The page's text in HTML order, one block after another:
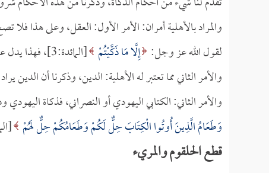
والمراد بالأهلية أمران: الأمر الأول: العقل، وعلى هذا
لقول الله عز وجل: إِلَّا مَا ذَكَّيْتُمْ [المائدة:3]، فهذا يدل على اشتراط القصد، ومن لا عقل له لا قصد له.
والأمر الثاني مما تعتبر له الأهلية: الدين، وذكرنا أن الدين
والأمر الثاني: الكتابي اليهودي أو النصراني، فذكاة
وَطَعَامُ الَّذِينَ أُوتُوا الْكِتَابَ حِلٌّ لَكُمْ وَطَعَامُكُمْ حِلٌّ لَهُمْ [المائدة:5]،
قطع الحلقوم والمريء